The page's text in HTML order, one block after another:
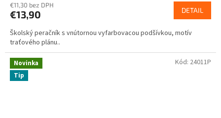
€11,30 bez DPH
€13,90 DETAIL
Školský peračník s vnútornou vyfarbovacou podšívkou, motív
traťového plánu..
Novinka
Tip
Kód: 24011P